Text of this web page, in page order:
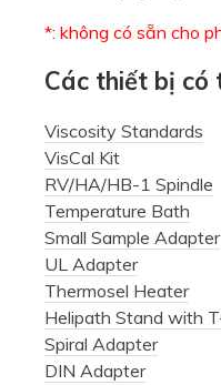
*: không có sẵn cho
Các thiết bị có
Viscosity Standards
VisCal Kit
RV/HA/HB-1 Spindle
Temperature Bath
Small Sample Adapter
UL Adapter
Thermosel Heater
Helipath Stand with
Spiral Adapter
DIN Adapter